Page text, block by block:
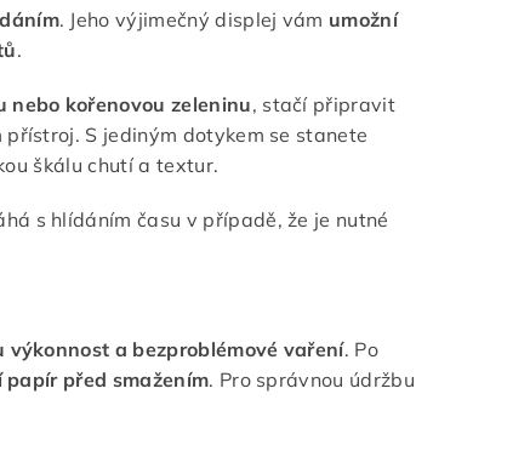
. Jeho výjimečný displej vám umožní
.
nebo kořenovou zeleninu, stačí připravit
S jediným dotykem se stanete
škálu chutí a textur.
s hlídáním času v případě, že je nutné
a bezproblémové vaření. Po
papír před smažením. Pro správnou údržbu